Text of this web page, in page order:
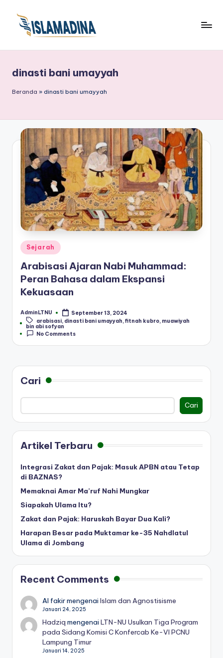
dinasti bani umayyah
Beranda » dinasti bani umayyah
Posted
in
Sejarah
Arabisasi Ajaran Nabi Muhammad:
Peran Bahasa dalam Ekspansi
Kekuasaan
Posted
by
AdminLTNU
September 13, 2024
Tags:arabisasi, dinasti bani umayyah fitnah kubro, muawiyah
bin abi sofyan
No Comments
Cari
Cari
Artikel Terbaru
Integrasi Zakat dan Pajak: Masuk APBN atau Tetap
di BAZNAS?
Memaknai Amar Ma’ruf Nahi Mungkar
Siapakah Ulama Itu?
Zakat dan Pajak: Haruskah Bayar Dua Kali?
Harapan Besar pada Muktamar ke-35 Nahdlatul
Ulama di Jombang
Recent Comments
Al fakirmengenaiIslam dan Agnostisisme
Januari 24, 2025
Hadziq mengenaiLTN-NU Usulkan Tiga Program
pada Sidang Komisi C Konfercab Ke-VI PCNU
Lampung Timur
Januari 14, 2025